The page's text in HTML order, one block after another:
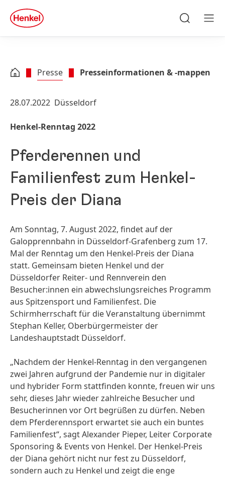
Zu Footer springen
quick
search
Presse Presseinformationen & -mappen
28.07.2022 Düsseldorf
Henkel-Renntag 2022
Pferderennen und
Familienfest zum Henkel-
Preis der Diana
Am Sonntag, 7. August 2022, findet auf der
Galopprennbahn in Düsseldorf-Grafenberg zum 17.
Mal der Renntag um den Henkel-Preis der Diana
statt. Gemeinsam bieten Henkel und der
Düsseldorfer Reiter- und Rennverein den
Besucher:innen ein abwechslungsreiches Programm
aus Spitzensport und Familienfest. Die
Schirmherrschaft für die Veranstaltung übernimmt
Stephan Keller, Oberbürgermeister der
Landeshauptstadt Düsseldorf.
„Nachdem der Henkel-Renntag in den vergangenen
zwei Jahren aufgrund der Pandemie nur in digitaler
und hybrider Form stattfinden konnte, freuen wir uns
sehr, dieses Jahr wieder zahlreiche Besucher und
Besucherinnen vor Ort begrüßen zu dürfen. Neben
dem Pferderennsport erwartet sie auch ein buntes
Familienfest“, sagt Alexander Pieper, Leiter Corporate
Sponsoring & Events von Henkel. Der Henkel-Preis
der Diana gehört nicht nur fest zu Düsseldorf,
sondern auch zu Henkel und zeigt die enge